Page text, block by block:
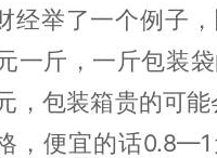
经举了一个例子
一斤，一斤包装
，包装箱贵的可
，便宜的话